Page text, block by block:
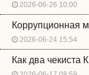
2026-06-26 10:00
Коррупционная
2026-06-24 15:54
Как два чекиста